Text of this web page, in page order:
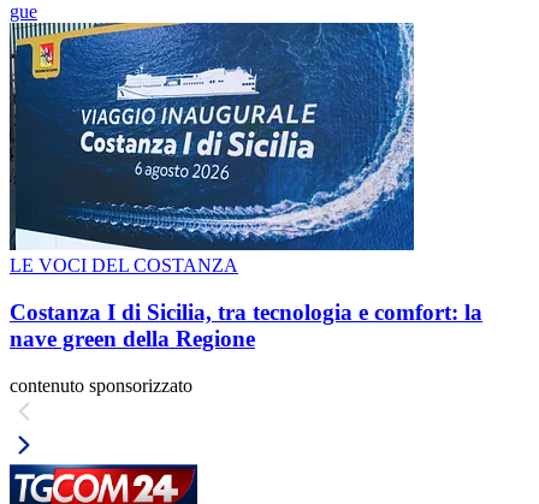
gue
LE VOCI DEL COSTANZA
Costanza I di Sicilia, tra tecnologia e comfort: la
nave green della Regione
contenuto sponsorizzato